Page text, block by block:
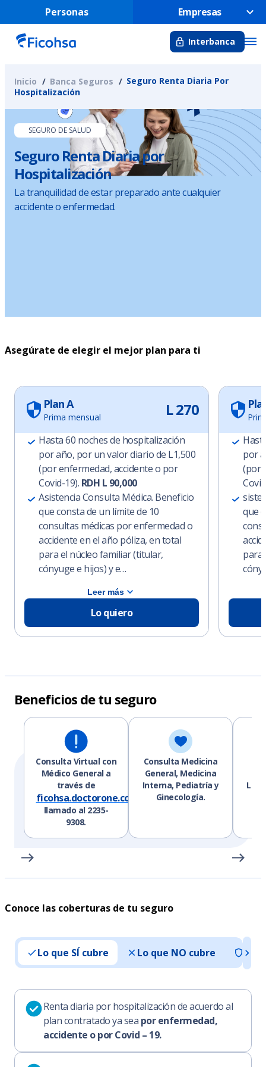
Personas Empresas
Interbanca
Inicio Banca Seguros
Seguro Renta Diaria Por
Hospitalización
SEGURO DE SALUD
Seguro Renta Diaria por
Hospitalización
La tranquilidad de estar preparado ante cualquier
accidente o enfermedad.
Asegúrate de elegir el mejor plan para ti
Plan A
Prima mensual L 270
Hasta 60 noches de hospitalización
por año, por un valor diario de L1,500
(por enfermedad, accidente o por
Covid-19). RDH L 90,000
Asistencia Consulta Médica. Beneficio
que consta de un límite de 10
consultas médicas por enfermedad o
accidente en el año póliza, en total
para el núcleo familiar (titular,
cónyuge e hijos) y e…
Leer más
Lo quiero
por
(por
que
para
Beneficios de tu seguro
Consulta Virtual con
Médico General a
través de
ficohsa.doctorone.com
llamado al 2235-
9308.
Consulta Medicina
General, Medicina
Interna, Pediatría y
Ginecología.
Conoce las coberturas de tu seguro
Lo que SÍ cubre Lo que NO cubre
Renta diaria por hospitalización de acuerdo al
plan contratado ya sea por enfermedad,
accidente o por Covid – 19.